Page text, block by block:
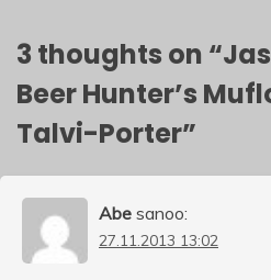
3 thoughts on “
Beer Hunter’s
Talvi-Porter”
Abe sanoo:
27.11.2013 13:02